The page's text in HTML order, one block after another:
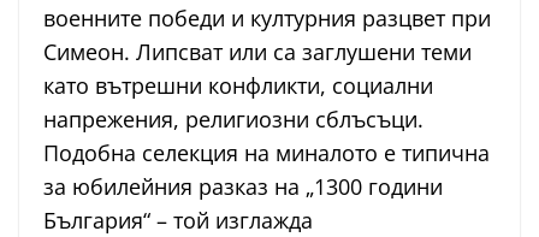
военните победи и културния разцвет при
Симеон. Липсват или са заглушени теми
като вътрешни конфликти, социални
напрежения, религиозни сблъсъци.
Подобна селекция на миналото е типична
за юбилейния разказ на „1300 години
България“ – той изглажда